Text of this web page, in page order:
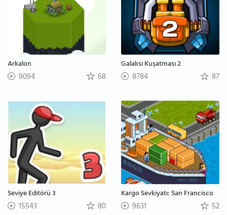
Arkalon
9094 68
Galaksi Kuşatması 2
8784 87
Seviye Editörü 3
15543 80
Kargo Sevkiyatı: San Francisco
9631 52